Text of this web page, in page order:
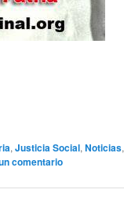
, Justicia Social, Noticias,
comentario